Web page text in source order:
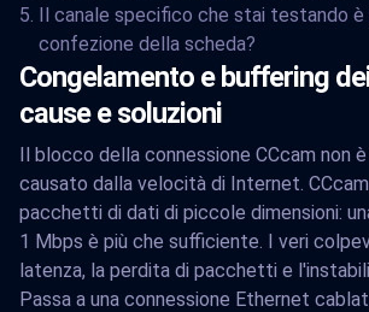
Il canale specifico che stai testando è
confezione della scheda?
Congelamento e buffering
cause e soluzioni
Il blocco della connessione CCcam non è
causato dalla velocità di Internet.
pacchetti di dati di piccole dimensioni:
1 Mbps è più che sufficiente. I veri
latenza, la perdita di pacchetti e
Passa a una connessione Ethernet